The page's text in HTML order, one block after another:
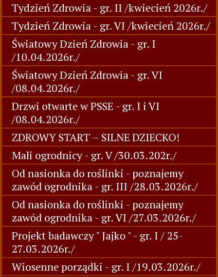
Tydzień Zdrowia - gr. II /kwiecień 2026r./
Tydzień Zdrowia - gr. VI /kwiecień 2026r./
Światowy Dzień Zdrowia - gr. I
/10.04.2026r./
Światowy Dzień Zdrowia - gr. VI
/08.04.2026r./
Drzwi otwarte w PSSE - gr. I i VI
/08.04.2026r./
ZDROWY START – SILNE DZIECKO!
Mali ogrodnicy - gr. V /30.03.202r./
Od nasionka do roślinki - poznajemy
zawód ogrodnika - gr. III /28.03.2026r./
Od nasionka do roślinki - poznajemy
zawód ogrodnika - gr. VI /27.03.2026r./
Projekt badawczy " Jajko " - gr. I / 25-
27.03.2026r./
Wiosenne porządki - gr. I /19.03.2026r./